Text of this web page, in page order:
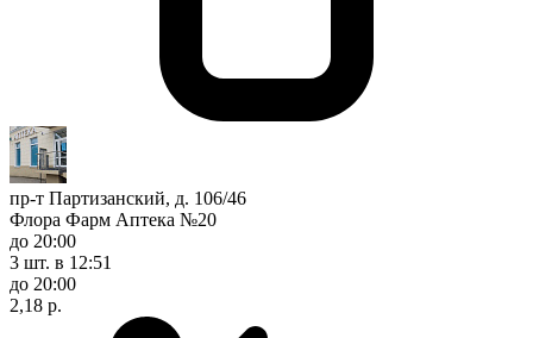
пр-т Партизанский, д. 106/46
Флора Фарм Аптека №20
до 20:00
3 шт. в 12:51
до 20:00
2,18 р.